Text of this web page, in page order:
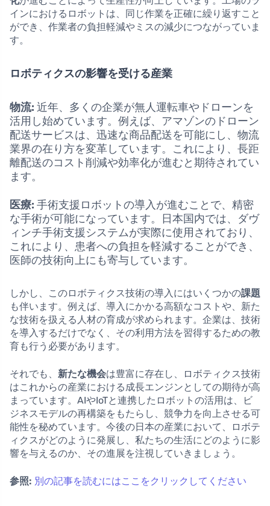
インにおけるロボットは、同じ作業を正確に繰り返すこと
ができ、作業者の負担軽減やミスの減少につながっていま
す。
ロボティクスの影響を受ける産業
物流: 近年、多くの企業が無人運転車やドローンを
活用し始めています。例えば、アマゾンのドローン
配送サービスは、迅速な商品配送を可能にし、物流
業界の在り方を変革しています。これにより、長距
離配送のコスト削減や効率化が進むと期待されてい
ます。
医療: 手術支援ロボットの導入が進むことで、精密
な手術が可能になっています。日本国内では、ダヴ
ィンチ手術支援システムが実際に使用されており、
これにより、患者への負担を軽減することができ、
医師の技術向上にも寄与しています。
しかし、このロボティクス技術の導入にはいくつかの課題
も伴います。例えば、導入にかかる高額なコストや、新た
な技術を扱える人材の育成が求められます。企業は、技術
を導入するだけでなく、その利用方法を習得するための教
育も行う必要があります。
それでも、 新たな機会は豊富に存在し、ロボティクス技術
はこれからの産業における成長エンジンとしての期待が高
まっています。AIやIoTと連携したロボットの活用は、ビ
ジネスモデルの再構築をもたらし、競争力を向上させる可
能性を秘めています。今後の日本の産業において、ロボテ
ィクスがどのように発展し、私たちの生活にどのように影
響を与えるのか、その進展を注視していきましょう。
参照: 別の記事を読むにはここをクリックしてください